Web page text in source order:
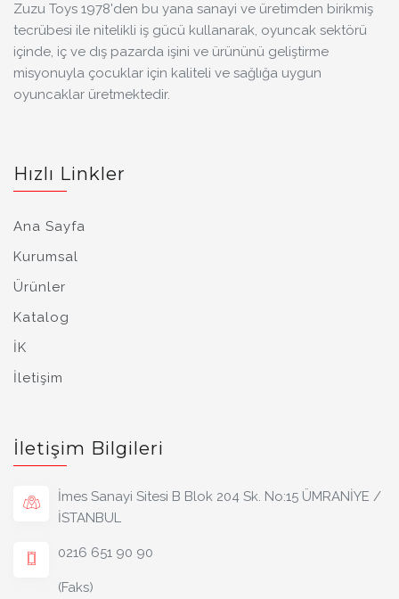
Zuzu Toys 1978'den bu yana sanayi ve üretimden birikmiş
tecrübesi ile nitelikli iş gücü kullanarak, oyuncak sektörü
içinde, iç ve dış pazarda işini ve ürününü geliştirme
misyonuyla çocuklar için kaliteli ve sağlığa uygun
oyuncaklar üretmektedir.
Hızlı Linkler
Ana Sayfa
Kurumsal
Ürünler
Katalog
İK
İletişim
İletişim Bilgileri
İmes Sanayi Sitesi B Blok 204 Sk. No:15 ÜMRANİYE /
İSTANBUL
0216 651 90 90
(Faks)